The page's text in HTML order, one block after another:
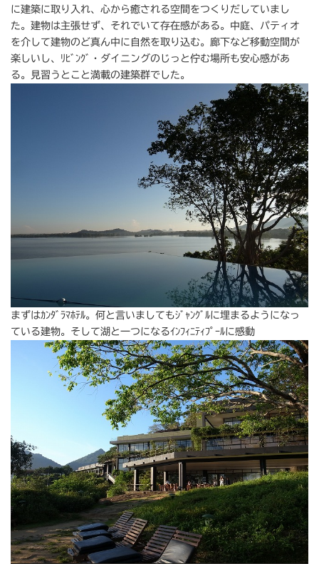
に建築に取り入れ、心から癒される空間をつくりだしていまし
た。建物は主張せず、それでいて存在感がある。中庭、パティオ
を介して建物のど真ん中に自然を取り込む。廊下など移動空間が
楽しいし、ﾘﾋﾞﾝｸﾞ・ダイニングのじっと佇む場所も安心感があ
る。見習うとこと満載の建築群でした。
まずはｶﾝﾀﾞﾗﾏﾎﾃﾙ。何と言いましてもｼﾞｬﾝｸﾞﾙに埋まるようになっ
ている建物。そして湖と一つになるｲﾝﾌｨﾆﾃｨﾌﾟｰﾙに感動